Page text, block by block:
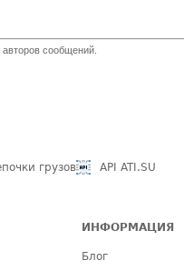
сообщений.
грузов API ATI.SU
ИНФОРМАЦИЯ
Блог